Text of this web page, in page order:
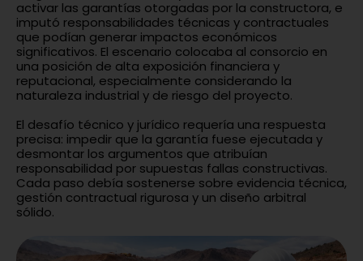
activar las garantías otorgadas por la constructora, e
imputó responsabilidades técnicas y contractuales
que podían generar impactos económicos
significativos. El escenario colocaba al consorcio en
una posición de alta exposición financiera y
reputacional, especialmente considerando la
naturaleza industrial y de riesgo del proyecto.
El desafío técnico y jurídico requería una respuesta
precisa: impedir que la garantía fuese ejecutada y
desmontar los argumentos que atribuían
responsabilidad por supuestas fallas constructivas.
Cada paso debía sostenerse sobre evidencia técnica,
gestión contractual rigurosa y un diseño arbitral
sólido.